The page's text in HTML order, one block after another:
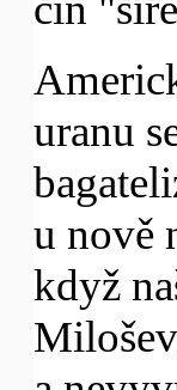
uranu
u nově
když